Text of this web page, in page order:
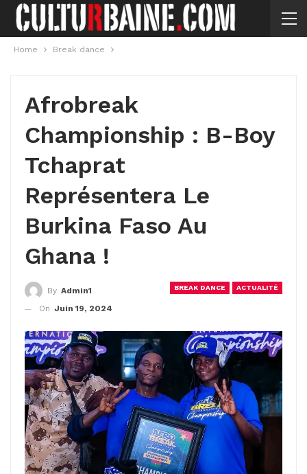
Home Break dance
Afrobreak
Championship : B-Boy
Tchaprat
Représentera Le
Burkina Faso Au
Ghana !
BREAK DANCE ACTUALITÉ
By Admin1
On Juin 19, 2024